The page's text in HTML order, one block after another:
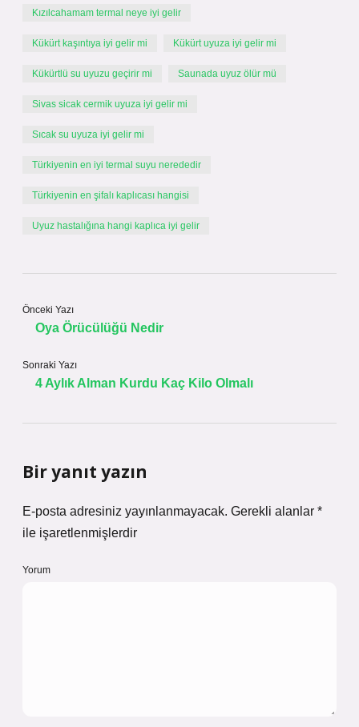
Kızılcahamam termal neye iyi gelir
Kükürt kaşıntıya iyi gelir mi Kükürt uyuza iyi gelir mi
Kükürtlü su uyuzu geçirir mi Saunada uyuz ölür mü
Sivas sicak cermik uyuza iyi gelir mi
Sıcak su uyuza iyi gelir mi
Türkiyenin en iyi termal suyu nerededir
Türkiyenin en şifalı kaplıcası hangisi
Uyuz hastalığına hangi kaplıca iyi gelir
Önceki Yazı
Oya Örücülüğü Nedir
Sonraki Yazı
4 Aylık Alman Kurdu Kaç Kilo Olmalı
Bir yanıt yazın
E-posta adresiniz yayınlanmayacak. Gerekli alanlar *
ile işaretlenmişlerdir
Yorum